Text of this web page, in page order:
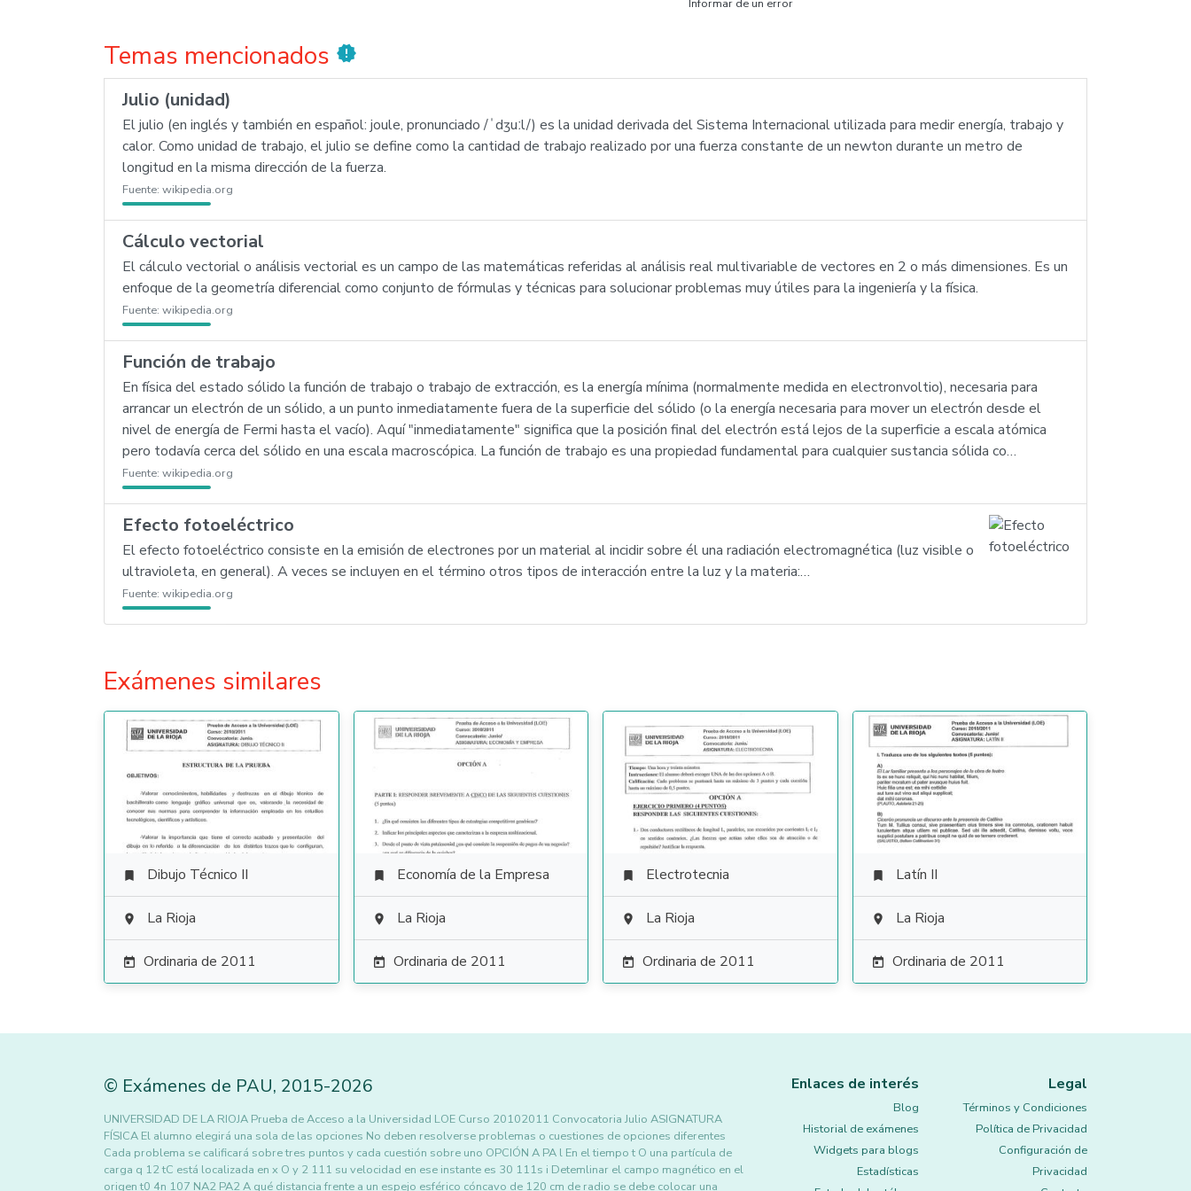
Informar de un error
Temas mencionados new_releases
Julio (unidad)
El julio (en inglés y también en español: joule, pronunciado /ˈdʒuːl/) es la unidad derivada del Sistema Internacional utilizada para medir energía, trabajo y
calor. Como unidad de trabajo, el julio se define como la cantidad de trabajo realizado por una fuerza constante de un newton durante un metro de
longitud en la misma dirección de la fuerza.
Fuente: wikipedia.org
Cálculo vectorial
El cálculo vectorial o análisis vectorial es un campo de las matemáticas referidas al análisis real multivariable de vectores en 2 o más dimensiones. Es un
enfoque de la geometría diferencial como conjunto de fórmulas y técnicas para solucionar problemas muy útiles para la ingeniería y la física.
Fuente: wikipedia.org
Función de trabajo
En física del estado sólido la función de trabajo o trabajo de extracción, es la energía mínima (normalmente medida en electronvoltio), necesaria para
arrancar un electrón de un sólido, a un punto inmediatamente fuera de la superficie del sólido (o la energía necesaria para mover un electrón desde el
nivel de energía de Fermi hasta el vacío). Aquí "inmediatamente" significa que la posición final del electrón está lejos de la superficie a escala atómica
pero todavía cerca del sólido en una escala macroscópica. La función de trabajo es una propiedad fundamental para cualquier sustancia sólida co…
Fuente: wikipedia.org
Efecto fotoeléctrico
El efecto fotoeléctrico consiste en la emisión de electrones por un material al incidir sobre él una radiación electromagnética (luz visible o
ultravioleta, en general). A veces se incluyen en el término otros tipos de interacción entre la luz y la materia:…
Fuente: wikipedia.org
Exámenes similares
 Dibujo Técnico II
 La Rioja
 Ordinaria de 2011
 Economía de la Empresa
 La Rioja
 Ordinaria de 2011
 Electrotecnia
 La Rioja
 Ordinaria de 2011
 Latín II
 La Rioja
 Ordinaria de 2011
© Exámenes de PAU, 2015-2026
UNIVERSIDAD DE LA RIOJA Prueba de Acceso a la Universidad LOE Curso 20102011 Convocatoria Julio ASIGNATURA
FÍSICA El alumno elegirá una sola de las opciones No deben resolverse problemas o cuestiones de opciones diferentes
Cada problema se calificará sobre tres puntos y cada cuestión sobre uno OPCIÓN A PA l En el tiempo t O una partícula de
carga q 12 tC está localizada en x O y 2 111 su velocidad en ese instante es 30 111s i Detemlinar el campo magnético en el
origen t0 4n 107 NA2 PA2 A qué distancia frente a un espejo esférico cóncavo de 120 cm de radio se debe colocar una
Enlaces de interés
Blog
Historial de exámenes
Widgets para blogs
Estadísticas
Legal
Términos y Condiciones
Política de Privacidad
Configuración de
Privacidad